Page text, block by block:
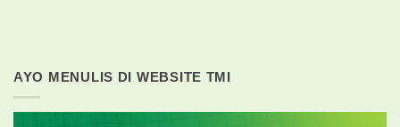
AYO MENULIS DI WEBSITE TMI